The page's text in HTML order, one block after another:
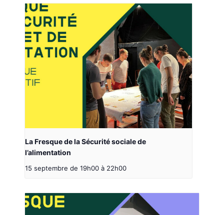
La Fresque de la Sécurité sociale de
l’alimentation
15 septembre de 19h00 à 22h00